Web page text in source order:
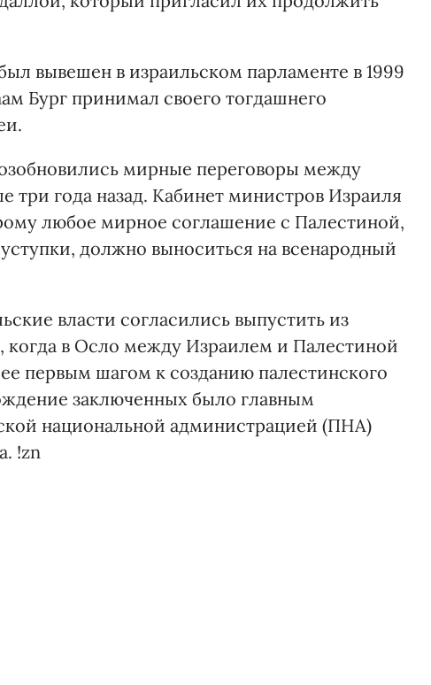
вывешен в израильском парламенте в 1999
Бург принимал своего тогдашнего
мирные переговоры между
три года назад. Кабинет министров Израиля
любое мирное соглашение с Палестиной,
должно выноситься на всенародный
власти согласились выпустить из
когда в Осло между Израилем и Палестиной
первым шагом к созданию палестинского
заключенных было главным
национальной администрацией (ПНА)
!zn